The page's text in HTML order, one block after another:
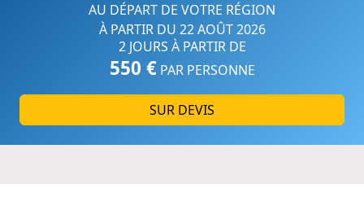
AU DÉPART DE VOTRE RÉGION
À PARTIR DU 22 AOÛT 2026
2 JOURS À PARTIR DE
550 € PAR PERSONNE
SUR DEVIS